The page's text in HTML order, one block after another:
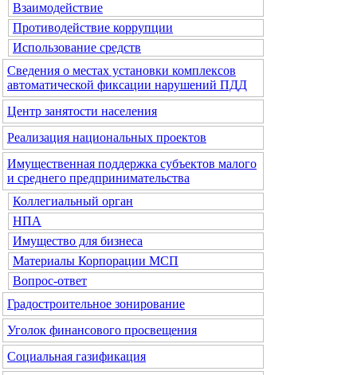
Взаимодействие
Противодействие коррупции
Использование средств
Сведения о местах установки комплексов
автоматической фиксации нарушений ПДД
Центр занятости населения
Реализация национальных проектов
Имущественная поддержка субъектов малого
и среднего предпринимательства
Коллегиальный орган
НПА
Имущество для бизнеса
Материалы Корпорации МСП
Вопрос-ответ
Градостроительное зонирование
Уголок финансового просвещения
Социальная газификация